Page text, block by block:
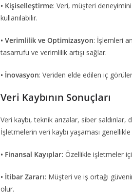
• Kişiselleştirme: Veri, müşteri
kullanılabilir.
• Verimlilik ve Optimizasyon: İşlemleri
tasarrufu ve verimlilik artışı sağlar.
• İnovasyon: Veriden elde edilen iç
Veri Kaybının Sonuçları
Veri kaybı, teknik arızalar, siber
İşletmelerin veri kaybı yaşaması
• Finansal Kayıplar: Özellikle işletmeler
• İtibar Zararı: Müşteri ve iş ortağı
olur.